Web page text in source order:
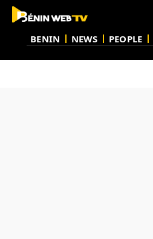
BENIN NEWS PEOPLE